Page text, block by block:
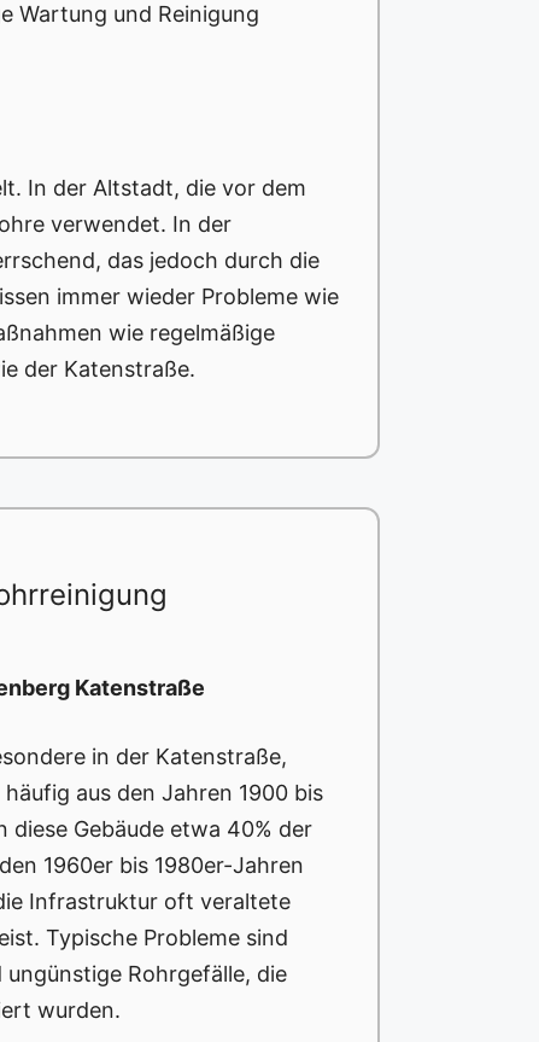
Wartung und Reinigung
In der Altstadt, die vor dem
verwendet. In der
das jedoch durch die
immer wieder Probleme wie
wie regelmäßige
der Katenstraße.
Katenstraße
in der Katenstraße,
aus den Jahren 1900 bis
diese Gebäude etwa 40% der
1960er bis 1980er-Jahren
Infrastruktur oft veraltete
Typische Probleme sind
Rohrgefälle, die
wurden.